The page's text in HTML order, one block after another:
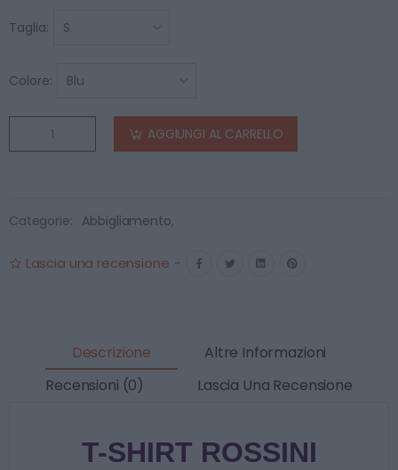
Taglia:
Colore:
AGGIUNGI AL CARRELLO
Categorie: Abbigliamento,
Lascia una recensione -
Descrizione
Altre Informazioni
Recensioni (0)
Lascia Una Recensione
T-SHIRT ROSSINI